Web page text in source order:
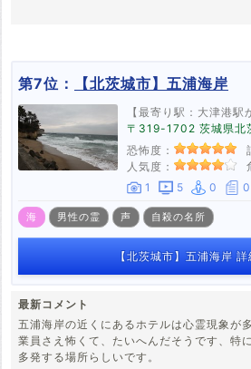
第7位： 【北茨城市】五浦海岸
【最寄り駅：大津港駅
〒319-1702 茨城県北
恐怖度：
人気度：
1
5 0 0
海 男性の霊 声 自殺の名所
【北茨城市】五浦海岸 詳
最新コメント
五浦海岸の近くにあるホテルは心霊現象が
業員さえ怖くて、たいへんだそうです、特
多発する場所らしいです。